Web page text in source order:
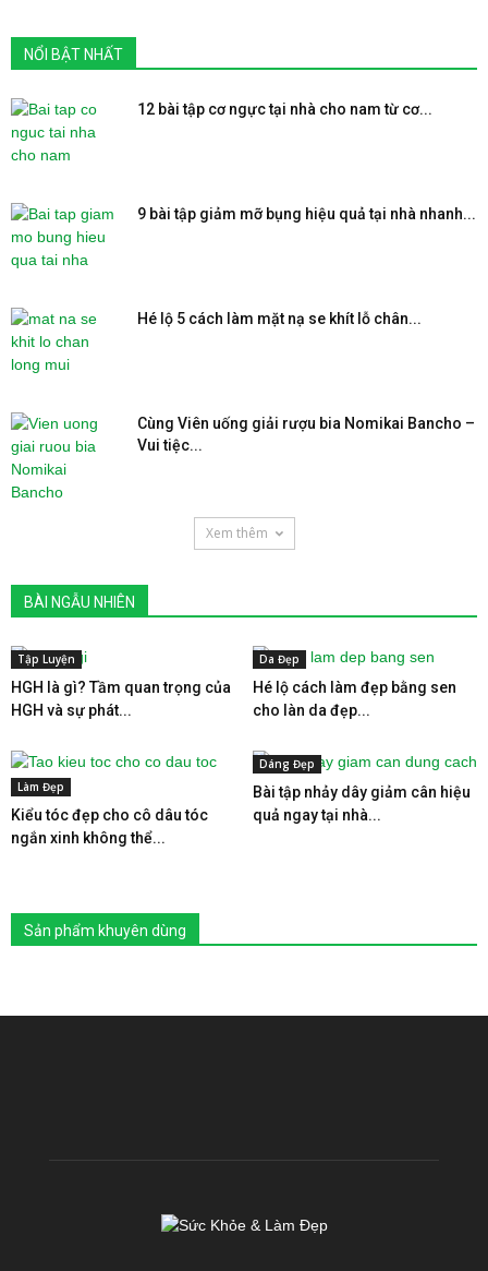
NỔI BẬT NHẤT
12 bài tập cơ ngực tại nhà cho nam từ cơ...
9 bài tập giảm mỡ bụng hiệu quả tại nhà nhanh...
Hé lộ 5 cách làm mặt nạ se khít lỗ chân...
Cùng Viên uống giải rượu bia Nomikai Bancho –
Vui tiệc...
Xem thêm
BÀI NGẪU NHIÊN
Tập Luyện
HGH là gì? Tầm quan trọng của
HGH và sự phát...
Da Đẹp
Hé lộ cách làm đẹp bằng sen
cho làn da đẹp...
Làm Đẹp
Kiểu tóc đẹp cho cô dâu tóc
ngắn xinh không thể...
Dáng Đẹp
Bài tập nhảy dây giảm cân hiệu
quả ngay tại nhà...
Sản phẩm khuyên dùng